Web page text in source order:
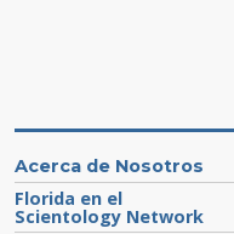
Acerca de Nosotros
Florida en el
Scientology Network